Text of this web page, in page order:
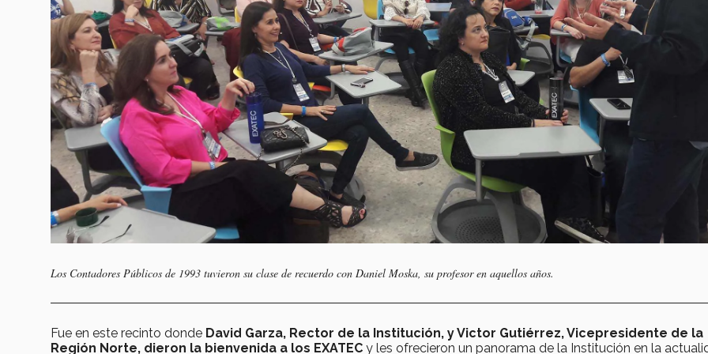
Los Contadores Públicos de 1993 tuvieron su clase de recuerdo con Daniel Moska, su profesor en aquellos años.
Fue en este recinto donde David Garza, Rector de la Institución, y Victor Gutiérrez, Vicepresidente de la
Región Norte, dieron la bienvenida a los EXATEC y les ofrecieron un panorama de la Institución en la